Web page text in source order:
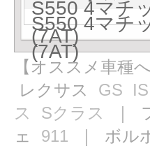
S550 4マチ
(7AT)
S550 4マチ
(7AT)
【オススメ車種
レクサス GS IS
ス
Sクラス ｜
ェ 911 ｜ ボル